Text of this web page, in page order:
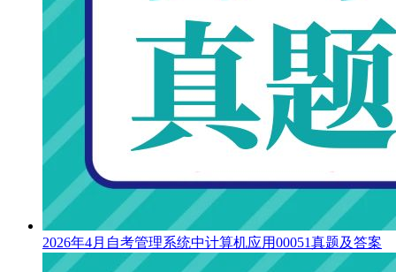
2026年4月自考管理系统中计算机应用00051真题及答案